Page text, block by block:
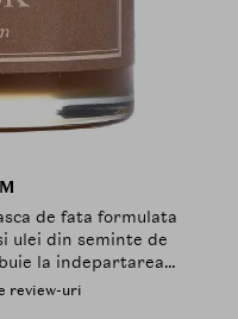
de fata formulata
ulei din seminte de
la indepartarea
a impuritatilor si la
ulei si apa - 120 gr
review-uri